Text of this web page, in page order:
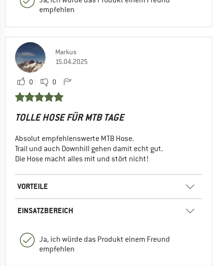
empfehlen
Markus
15.04.2025
0 0
TOLLE HOSE FÜR MTB TAGE
Absolut empfehlenswerte MTB Hose.
Trail und auch Downhill gehen damit echt gut.
Die Hose macht alles mit und stört nicht!
VORTEILE
EINSATZBEREICH
Ja, ich würde das Produkt einem Freund
empfehlen